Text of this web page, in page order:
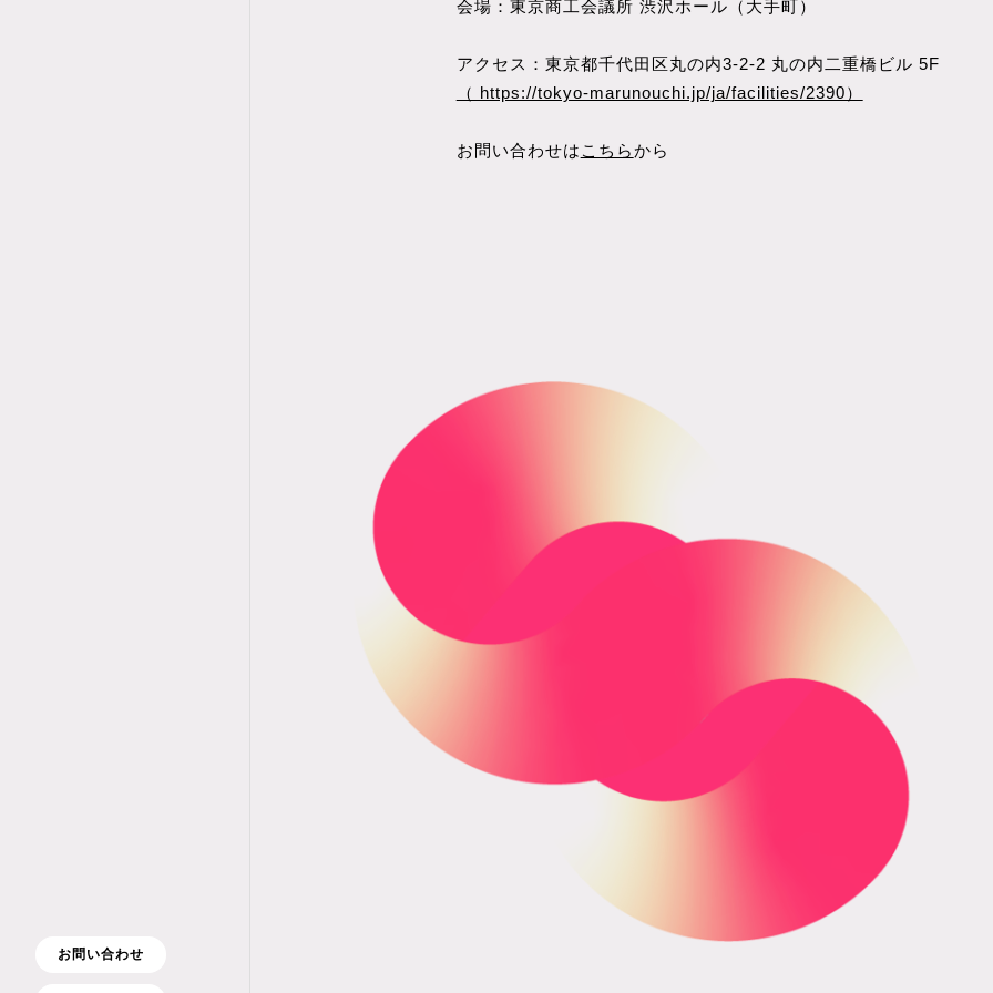
お問い合わせ
会場：東京商工会議所 渋沢ホール（大手町）
アクセス：東京都千代田区丸の内3-2-2 丸の内二重橋ビル 5F
（ https://tokyo-marunouchi.jp/ja/facilities/2390）
お問い合わせは こちらから